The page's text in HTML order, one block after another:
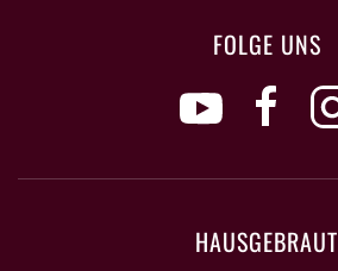
FOLGE UNS
HAUSGEBRAUT